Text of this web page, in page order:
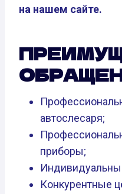
на нашем сайте.
автослесаря;
приборы;
Конкурентные